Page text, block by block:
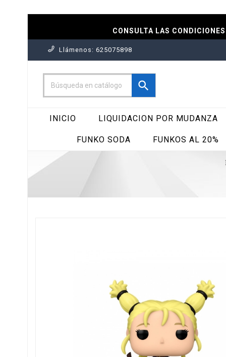
CONSULTA LAS
Llámenos: 625075898

INICIO LIQUIDACION POR MUDANZA
FUNKO SODA FUNKOS AL 20%